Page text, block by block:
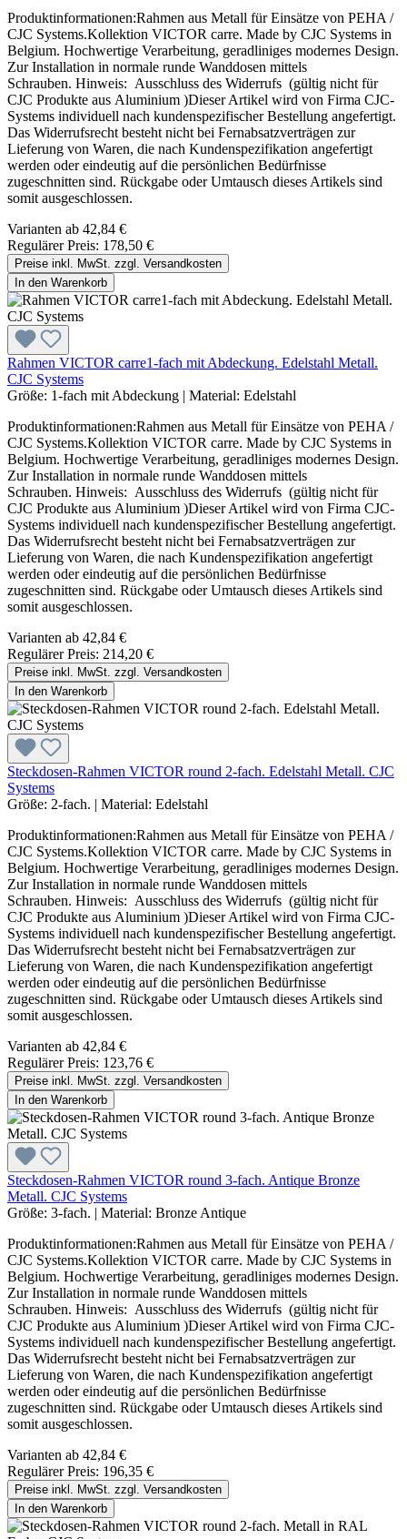
Produktinformationen:Rahmen aus Metall für Einsätze von PEHA /
CJC Systems.Kollektion VICTOR carre. Made by CJC Systems in
Belgium. Hochwertige Verarbeitung, geradliniges modernes Design.
Zur Installation in normale runde Wanddosen mittels
Schrauben. Hinweis: Ausschluss des Widerrufs (gültig nicht für
CJC Produkte aus Aluminium )Dieser Artikel wird von Firma CJC-
Systems individuell nach kundenspezifischer Bestellung angefertigt.
Das Widerrufsrecht besteht nicht bei Fernabsatzverträgen zur
Lieferung von Waren, die nach Kundenspezifikation angefertigt
werden oder eindeutig auf die persönlichen Bedürfnisse
zugeschnitten sind. Rückgabe oder Umtausch dieses Artikels sind
somit ausgeschlossen.
Varianten ab 42,84 €
Regulärer Preis: 178,50 €
Preise inkl. MwSt. zzgl. Versandkosten
In den Warenkorb
Rahmen VICTOR carre1-fach mit Abdeckung. Edelstahl Metall.
CJC Systems
Größe: 1-fach mit Abdeckung | Material: Edelstahl
Produktinformationen:Rahmen aus Metall für Einsätze von PEHA /
CJC Systems.Kollektion VICTOR carre. Made by CJC Systems in
Belgium. Hochwertige Verarbeitung, geradliniges modernes Design.
Zur Installation in normale runde Wanddosen mittels
Schrauben. Hinweis: Ausschluss des Widerrufs (gültig nicht für
CJC Produkte aus Aluminium )Dieser Artikel wird von Firma CJC-
Systems individuell nach kundenspezifischer Bestellung angefertigt.
Das Widerrufsrecht besteht nicht bei Fernabsatzverträgen zur
Lieferung von Waren, die nach Kundenspezifikation angefertigt
werden oder eindeutig auf die persönlichen Bedürfnisse
zugeschnitten sind. Rückgabe oder Umtausch dieses Artikels sind
somit ausgeschlossen.
Varianten ab 42,84 €
Regulärer Preis: 214,20 €
Preise inkl. MwSt. zzgl. Versandkosten
In den Warenkorb
Steckdosen-Rahmen VICTOR round 2-fach. Edelstahl Metall. CJC
Systems
Größe: 2-fach. | Material: Edelstahl
Produktinformationen:Rahmen aus Metall für Einsätze von PEHA /
CJC Systems.Kollektion VICTOR carre. Made by CJC Systems in
Belgium. Hochwertige Verarbeitung, geradliniges modernes Design.
Zur Installation in normale runde Wanddosen mittels
Schrauben. Hinweis: Ausschluss des Widerrufs (gültig nicht für
CJC Produkte aus Aluminium )Dieser Artikel wird von Firma CJC-
Systems individuell nach kundenspezifischer Bestellung angefertigt.
Das Widerrufsrecht besteht nicht bei Fernabsatzverträgen zur
Lieferung von Waren, die nach Kundenspezifikation angefertigt
werden oder eindeutig auf die persönlichen Bedürfnisse
zugeschnitten sind. Rückgabe oder Umtausch dieses Artikels sind
somit ausgeschlossen.
Varianten ab 42,84 €
Regulärer Preis: 123,76 €
Preise inkl. MwSt. zzgl. Versandkosten
In den Warenkorb
Steckdosen-Rahmen VICTOR round 3-fach. Antique Bronze
Metall. CJC Systems
Größe: 3-fach. | Material: Bronze Antique
Produktinformationen:Rahmen aus Metall für Einsätze von PEHA /
CJC Systems.Kollektion VICTOR carre. Made by CJC Systems in
Belgium. Hochwertige Verarbeitung, geradliniges modernes Design.
Zur Installation in normale runde Wanddosen mittels
Schrauben. Hinweis: Ausschluss des Widerrufs (gültig nicht für
CJC Produkte aus Aluminium )Dieser Artikel wird von Firma CJC-
Systems individuell nach kundenspezifischer Bestellung angefertigt.
Das Widerrufsrecht besteht nicht bei Fernabsatzverträgen zur
Lieferung von Waren, die nach Kundenspezifikation angefertigt
werden oder eindeutig auf die persönlichen Bedürfnisse
zugeschnitten sind. Rückgabe oder Umtausch dieses Artikels sind
somit ausgeschlossen.
Varianten ab 42,84 €
Regulärer Preis: 196,35 €
Preise inkl. MwSt. zzgl. Versandkosten
In den Warenkorb